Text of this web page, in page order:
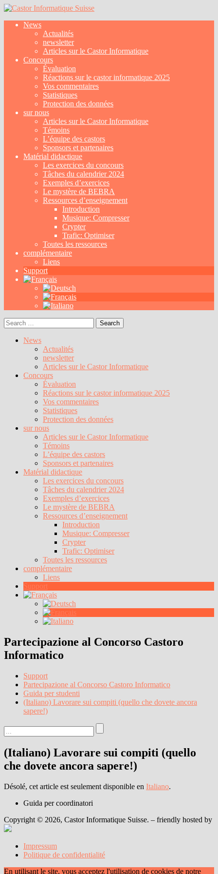
News
Actualités
newsletter
Articles sur le Castor Informatique
Concours
Évaluation
Réactions sur le castor informatique 2025
Vos commentaires
Statistiques
Protection des données
sur nous
Articles sur le Castor Informatique
Témoins
L’équipe des castors
Sponsors et partenaires
Matérial didactique
Les exercices du concours
Tâches du calendrier 2024
Exemples d’exercices
Le mystère de BEBRA
Ressources d’enseignement
Introduction
Musique: Compresser
Crypter
Trafic: Optimiser
Toutes les ressources
complémentaire
Liens
Support
Search
for:
News
Actualités
newsletter
Articles sur le Castor Informatique
Concours
Évaluation
Réactions sur le castor informatique 2025
Vos commentaires
Statistiques
Protection des données
sur nous
Articles sur le Castor Informatique
Témoins
L’équipe des castors
Sponsors et partenaires
Matérial didactique
Les exercices du concours
Tâches du calendrier 2024
Exemples d’exercices
Le mystère de BEBRA
Ressources d’enseignement
Introduction
Musique: Compresser
Crypter
Trafic: Optimiser
Toutes les ressources
complémentaire
Liens
Support
Partecipazione al Concorso Castoro
Informatico
Support
Partecipazione al Concorso Castoro Informatico
Guida per studenti
(Italiano) Lavorare sui compiti (quello che dovete ancora
sapere!)
(Italiano) Lavorare sui compiti (quello
che dovete ancora sapere!)
Désolé, cet article est seulement disponible en Italiano.
Guida per coordinatori
Copyright © 2026, Castor Informatique Suisse. – friendly hosted by
Impressum
Politique de confidentialité
En utilisant le site, vous acceptez l'utilisation de cookies de notre